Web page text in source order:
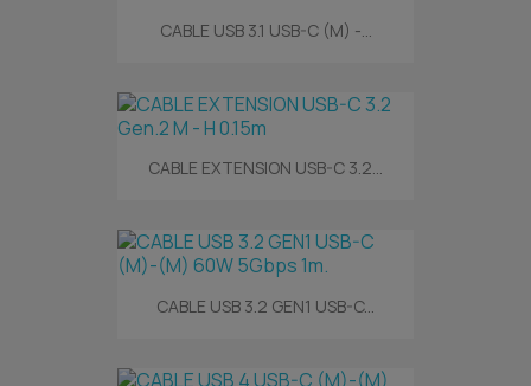
CABLE USB 3.1 USB-C (M) -...
CABLE EXTENSION USB-C 3.2...
CABLE USB 3.2 GEN1 USB-C...